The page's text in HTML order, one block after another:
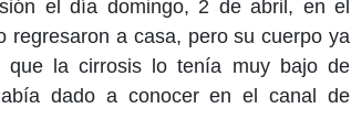
el día domingo, 2 de abril, en el
regresaron a casa, pero su cuerpo ya
que la cirrosis lo tenía muy bajo de
dado a conocer en el canal de